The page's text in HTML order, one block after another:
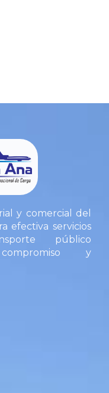
y comercial del
efectiva servicios
público
y